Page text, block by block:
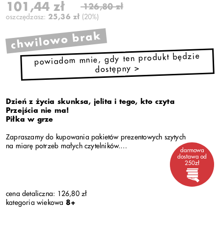
101,44 zł 126,80 zł
oszczędzasz: 25,36 zł (20%)
chwilowo brak
powiadom mnie, gdy ten produkt będzie
dostępny >
Dzień z życia skunksa, jelita i tego, kto czyta
Przejścia nie ma!
Piłka w grze
Zapraszamy do kupowania pakietów prezentowych szytych
na miarę potrzeb małych czytelników.
Masz ośmiolatka, który nie lubi czytać? Ten zestaw jest dla Ciebie!
czytaj dalej
cena detaliczna: 126,80 zł
kategoria wiekowa 8+
darmowa
dostawa od
250zł